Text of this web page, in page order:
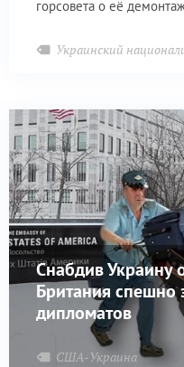
горсовета о её
Украинский
Снабдив
Британия спешно
дипломатов
США-Украина